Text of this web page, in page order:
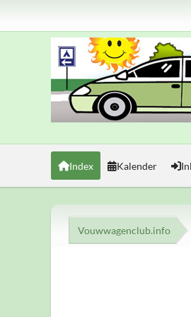
Index Kalender
Vouwwagenclub.info